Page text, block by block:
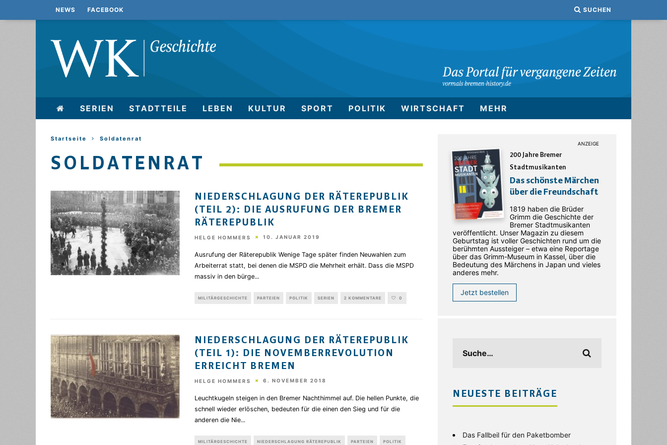
NEWS FACEBOOK SUCHEN
SERIEN STADTTEILE LEBEN KULTUR SPORT POLITIK WIRTSCHAFT MEHR
Startseite Soldatenrat
SOLDATENRAT
NIEDERSCHLAGUNG DER RÄTEREPUBLIK
(TEIL 2): DIE AUSRUFUNG DER BREMER
RÄTEREPUBLIK
HELGE HOMMERS 10. JANUAR 2019
Ausrufung der Räterepublik Wenige Tage später finden Neuwahlen zum
Arbeiterrat statt, bei denen die MSPD die Mehrheit erhält. Dass die MSPD
massiv in den bürge...
MILITÄRGESCHICHTE PARTEIEN POLITIK SERIEN 2 KOMMENTARE 0
NIEDERSCHLAGUNG DER RÄTEREPUBLIK
(TEIL 1): DIE NOVEMBERREVOLUTION
ERREICHT BREMEN
HELGE HOMMERS 6. NOVEMBER 2018
Leuchtkugeln steigen in den Bremer Nachthimmel auf. Die hellen Punkte, die
schnell wieder erlöschen, bedeuten für die einen den Sieg und für die
anderen die Nie...
MILITÄRGESCHICHTE NIEDERSCHLAGUNG RÄTEREPUBLIK PARTEIEN POLITIK
200 Jahre Bremer
Stadtmusikanten
Das schönste Märchen
über die Freundschaft
1819 haben die Brüder
Grimm die Geschichte der
Bremer Stadtmusikanten
veröffentlicht. Unser Magazin zu diesem
Geburtstag ist voller Geschichten rund um die
berühmten Aussteiger – etwa eine Reportage
über das Grimm-Museum in Kassel, über die
Bedeutung des Märchens in Japan und vieles
anderes mehr.
Jetzt bestellen
NEUESTE BEITRÄGE
Das Fallbeil für den Paketbomber